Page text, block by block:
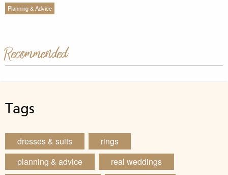
Planning & Advice
Recommended
Tags
dresses & suits
rings
planning & advice
real weddings